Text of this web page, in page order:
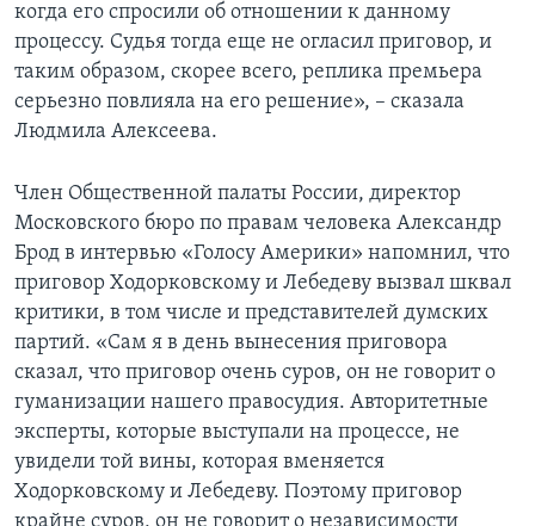
когда его спросили об отношении к данному
процессу. Судья тогда еще не огласил приговор, и
таким образом, скорее всего, реплика премьера
серьезно повлияла на его решение», – сказала
Людмила Алексеева.
Член Общественной палаты России, директор
Московского бюро по правам человека Александр
Брод в интервью «Голосу Америки» напомнил, что
приговор Ходорковскому и Лебедеву вызвал шквал
критики, в том числе и представителей думских
партий. «Сам я в день вынесения приговора
сказал, что приговор очень суров, он не говорит о
гуманизации нашего правосудия. Авторитетные
эксперты, которые выступали на процессе, не
увидели той вины, которая вменяется
Ходорковскому и Лебедеву. Поэтому приговор